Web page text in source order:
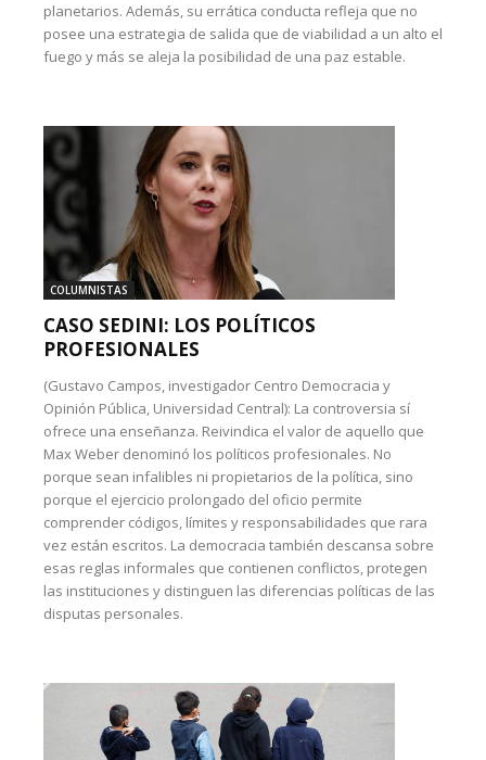
planetarios. Además, su errática conducta refleja que no
posee una estrategia de salida que de viabilidad a un alto el
fuego y más se aleja la posibilidad de una paz estable.
COLUMNISTAS
CASO SEDINI: LOS POLÍTICOS
PROFESIONALES
(Gustavo Campos, investigador Centro Democracia y
Opinión Pública, Universidad Central): La controversia sí
ofrece una enseñanza. Reivindica el valor de aquello que
Max Weber denominó los políticos profesionales. No
porque sean infalibles ni propietarios de la política, sino
porque el ejercicio prolongado del oficio permite
comprender códigos, límites y responsabilidades que rara
vez están escritos. La democracia también descansa sobre
esas reglas informales que contienen conflictos, protegen
las instituciones y distinguen las diferencias políticas de las
disputas personales.